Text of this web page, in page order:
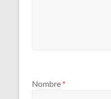
Nombre *